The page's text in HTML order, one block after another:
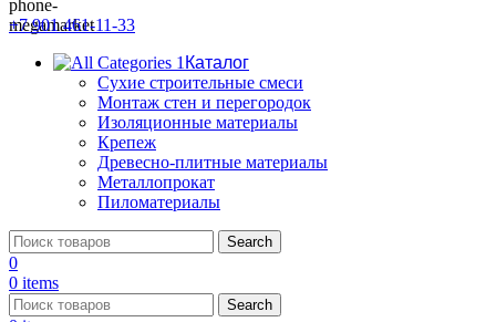
+7 901 461-11-33
Каталог
Сухие строительные смеси
Монтаж стен и перегородок
Изоляционные материалы
Крепеж
Древесно-плитные материалы
Металлопрокат
Пиломатериалы
Search
0
0 items
Search